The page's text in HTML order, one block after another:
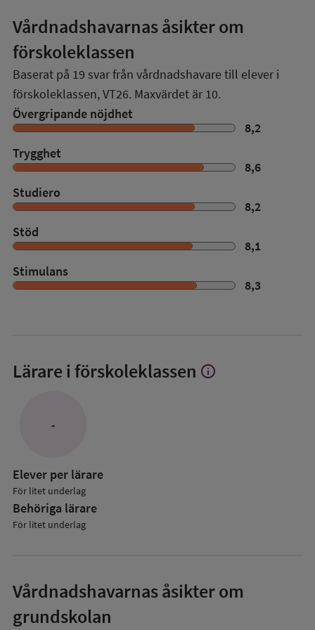
Vårdnadshavarnas åsikter om
förskoleklassen
Baserat på 19 svar från vårdnadshavare till elever i
förskoleklassen,VT26. Maxvärdet är 10.
Övergripande nöjdhet
8,2
Trygghet
8,6
Studiero
8,2
Stöd
8,1
Stimulans
8,3
Lärare i förskoleklassen Visa
info
-
Elever per lärare
För litet underlag
Behöriga lärare
För litet underlag
Vårdnadshavarnas åsikter om
grundskolan